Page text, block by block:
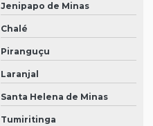
Jenipapo de Minas
Chalé
Piranguçu
Laranjal
Santa Helena de Minas
Tumiritinga